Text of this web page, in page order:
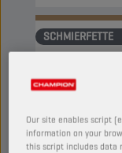
SCHMIERFETTE
Our site enables script
information on your
this script includes data